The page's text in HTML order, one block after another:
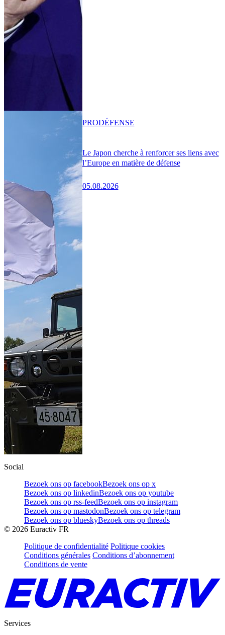
Le Japon cherche à renforcer ses liens avec
l’Europe en matière de défense
05.08.2026
PRODÉFENSE
Social
Bezoek ons op facebookBezoek ons op x
Bezoek ons op linkedinBezoek ons op youtube
Bezoek ons op rss-feedBezoek ons op instagram
Bezoek ons op mastodonBezoek ons op telegram
Bezoek ons op blueskyBezoek ons op threads
© 2026 Euractiv FR
Politique de confidentialité Politique cookies
Conditions générales Conditions d’abonnement
Conditions de vente
Services